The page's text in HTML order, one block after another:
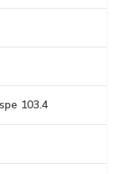
103.4